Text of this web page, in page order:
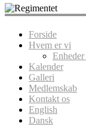
Forside
Hvem er vi
Kalender
Galleri
Medlemskab
Kontakt os
English
Dansk